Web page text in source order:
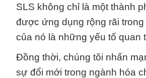
SLS không chỉ là một thành
được ứng dụng rộng rãi
của nó là những yếu tố quan
Đồng thời, chúng tôi nhấn
sự đổi mới trong ngành hóa